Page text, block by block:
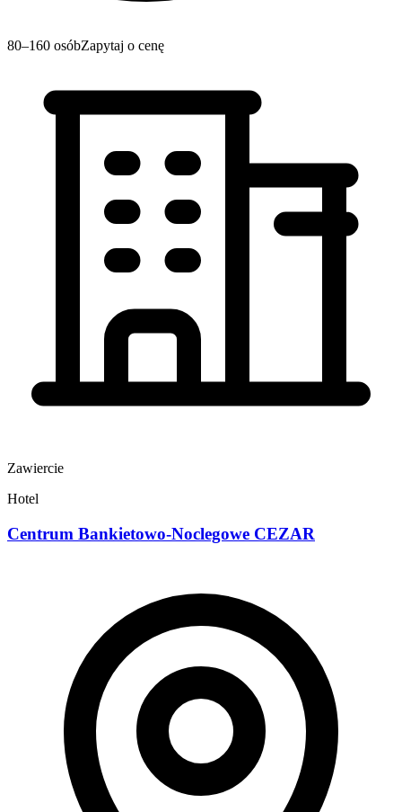
80–160 osóbZapytaj o cenę
Zawiercie
Hotel
Centrum Bankietowo-Noclegowe CEZAR